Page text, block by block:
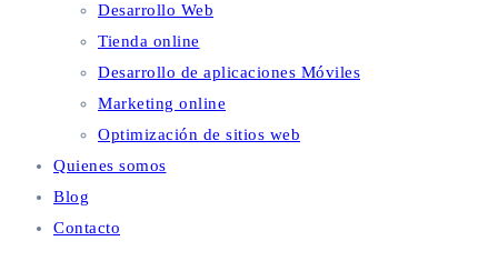
Desarrollo Web
Tienda online
Desarrollo de aplicaciones Móviles
Marketing online
Optimización de sitios web
Quienes somos
Blog
Contacto